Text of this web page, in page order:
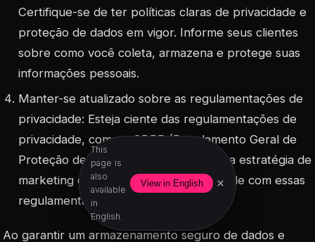
This
page is
also
available
in
English.
View in English ×
Certifique-se de ter políticas claras de privacidade e
proteção de dados em vigor. Informe seus clientes
sobre como você coleta, armazena e protege suas
informações pessoais.
Manter-se atualizado sobre as regulamentações de
privacidade: Esteja ciente das regulamentações de
privacidade, como o GDPR (Regulamento Geral de
Proteção de Dados), e garanta que sua estratégia de
marketing digital esteja em conformidade com essas
regulamentações.
Ao garantir um armazenamento seguro de dados e